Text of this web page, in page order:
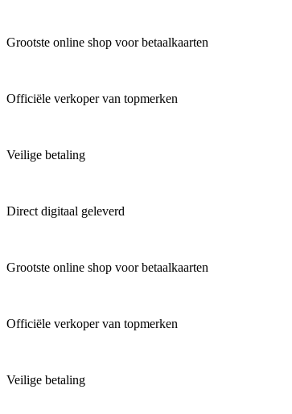
Grootste online shop voor betaalkaarten
Officiële verkoper van topmerken
Veilige betaling
Direct digitaal geleverd
Grootste online shop voor betaalkaarten
Officiële verkoper van topmerken
Veilige betaling